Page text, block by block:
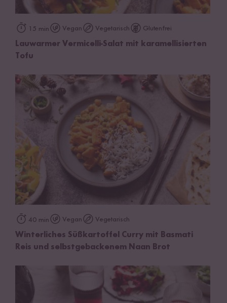
15 min Vegan Vegetarisch Glutenfrei
Lauwarmer Vermicelli-Salat mit karamellisierten
Tofu
40 min Vegan Vegetarisch
Winterliches Süßkartoffel Curry mit Basmati
Reis und selbstgebackenem Naan Brot